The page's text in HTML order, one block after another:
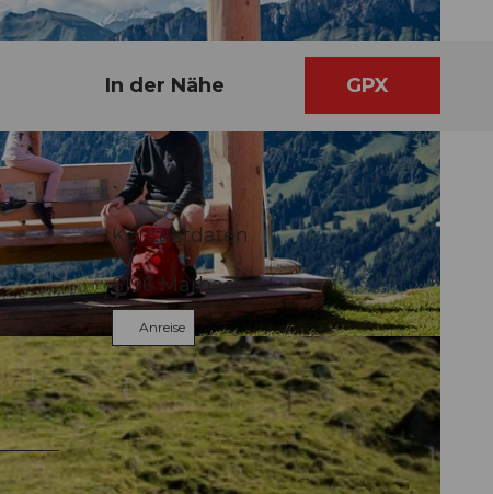
In der Nähe GPX
Kontaktdaten
6196 Marbach
Anreise